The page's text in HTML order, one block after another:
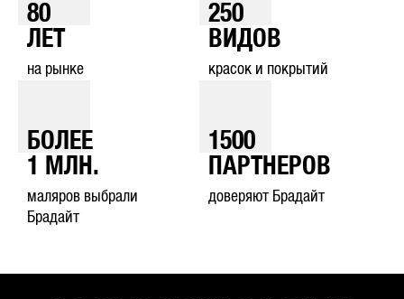
80
ЛЕТ
на рынке
250
ВИДОВ
красок и покрытий
БОЛЕЕ
1
МЛН.
маляров выбрали
Брадайт
1500
ПАРТНЕРОВ
доверяют Брадайт